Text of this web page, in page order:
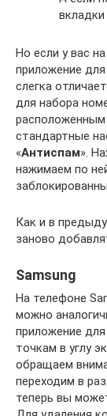
вкладки
Но если у вас
приложение
слегка
для набора
стандартные
«Антиспам».
нажимаем по
Как и в
заново
Samsung
На телефоне
можно
приложение
точкам в углу
обращаем
переходим в
теперь вы